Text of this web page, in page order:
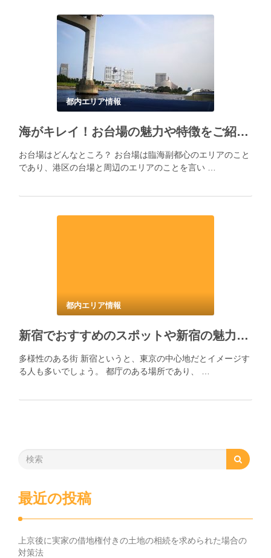
都内エリア情報
海がキレイ！お台場の魅力や特徴をご紹介！
お台場はどんなところ？ お台場は臨海副都心のエリアのこと
であり、港区の台場と周辺のエリアのことを言い …
都内エリア情報
新宿でおすすめのスポットや新宿の魅力について！
多様性のある街 新宿というと、東京の中心地だとイメージす
る人も多いでしょう。 都庁のある場所であり、 …
最近の投稿
上京後に実家の借地権付きの土地の相続を求められた場合の
対策法